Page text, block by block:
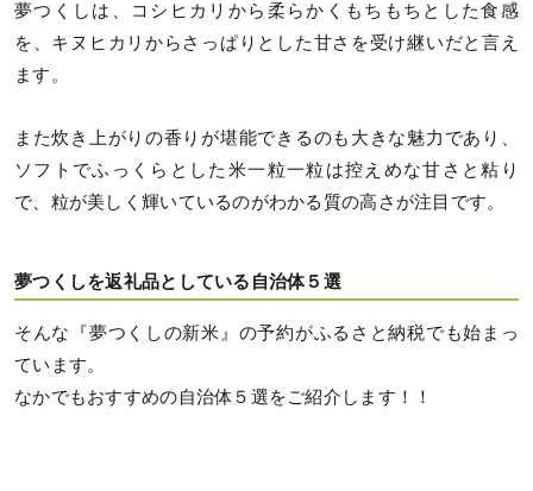
夢つくしは、コシヒカリから柔らかくもちもちとした食感
を、キヌヒカリからさっぱりとした甘さを受け継いだと言え
ます。
また炊き上がりの香りが堪能できるのも大きな魅力であり、
ソフトでふっくらとした米一粒一粒は控えめな甘さと粘り
で、粒が美しく輝いているのがわかる質の高さが注目です。
夢つくしを返礼品としている自治体５選
そんな『夢つくしの新米』の予約がふるさと納税でも始まっ
ています。
なかでもおすすめの自治体５選をご紹介します！！